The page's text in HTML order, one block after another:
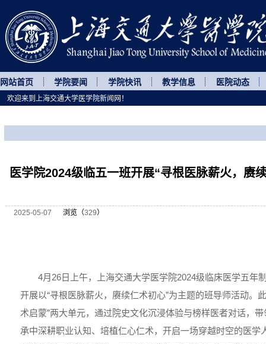
网站首页 学院要闻 学院快讯 教学信息 医院动态
医学院2024级临五一班开展“寻根医脉薪火，赓
2025-05-07 浏览（329）
4月26日上午，上海交通大学医学院2024级临床医学五年
开展以“寻根医脉薪火，赓续仁术初心”为主题的班导师活动。
术启蒙”两大单元，通过院史文化沉浸体验与榜样医者对话，
承中深耕职业认知、培植仁心仁术，开启一场穿越时空的医学
欢迎来到上海交通大学医学院新闻网！